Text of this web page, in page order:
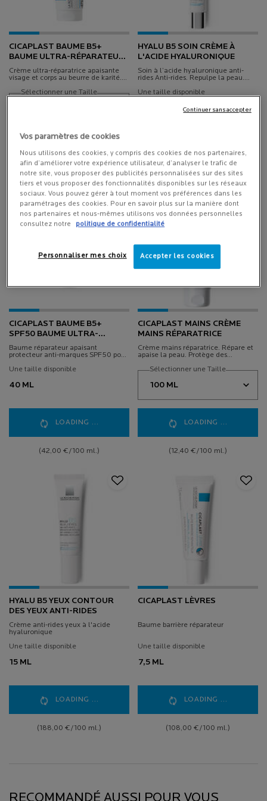
CICAPLAST BAUME B5+​
BAUME ULTRA-RÉPARATEUR
APAISANT​
Crème ultra-réparatrice apaisante
visage et corps au beurre de karité.
rougeurs et anti-irritations.
Formulation haute tolérance.
Sélectionner une Taille
(16,90 €/100 ml.)
HYALU B5 SOIN CRÈME À
L'ACIDE HYALURONIQUE
Soin à l’acide hyaluronique anti-
rides Anti-rides. Repulpe la peau.
Une taille disponible
(84,25 €/100 ml.)
CICAPLAST BAUME B5+
SPF50 BAUME ULTRA-
RÉPARATEUR APAISANT
ANTI-MARQUES
Baume réparateur apaisant
protecteur anti-marques SPF50 pour
Post-tatouage.
Une taille disponible
40 ML
LOADING ...
(42,00 €/100 ml.)
CICAPLAST MAINS CRÈME
MAINS RÉPARATRICE
Crème mains réparatrice. Répare et
apaise la peau. Protège des
haute tolérance.
Sélectionner une Taille
LOADING ...
(12,40 €/100 ml.)
HYALU B5 YEUX CONTOUR
DES YEUX ANTI-RIDES
Crème anti-rides yeux à l'acide
hyaluronique
Une taille disponible
15 ML
LOADING ...
(188,00 €/100 ml.)
CICAPLAST LÈVRES
Baume barrière réparateur
Une taille disponible
7,5 ML
LOADING ...
(108,00 €/100 ml.)
Vos paramètres de cookies
Nous utilisons des cookies, y compris des cookies de nos partenaires,
afin d’améliorer votre expérience utilisateur, d’analyser le trafic de
notre site, vous proposer des publicités personnalisées sur des sites
tiers et vous proposer des fonctionnalités disponibles sur les réseaux
sociaux. Vous pouvez gérer à tout moment vos préférences dans les
paramétrages des cookies. Pour en savoir plus sur la manière dont
nos partenaires et nous-mêmes utilisons vos données personnelles
consultez notre
politique de confidentialité
Accepter les cookies
Personnaliser mes choix
Continuer sans accepter